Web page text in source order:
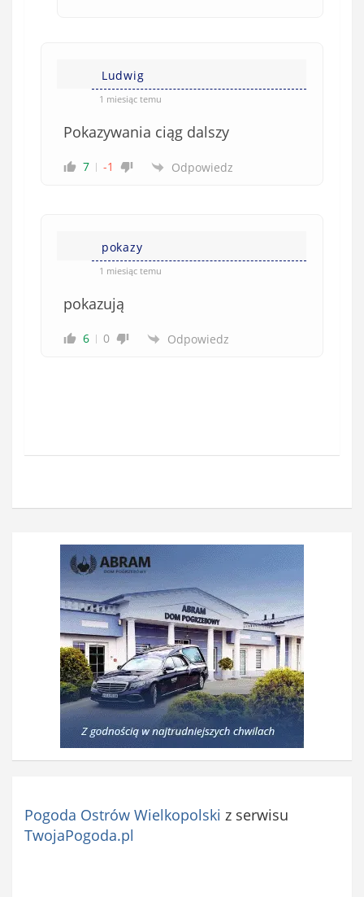
Ludwig
1 miesiąc temu
Pokazywania ciąg dalszy
7 -1 Odpowiedz
pokazy
1 miesiąc temu
pokazują
6 0 Odpowiedz
Pogoda Ostrów Wielkopolski z serwisu
TwojaPogoda.pl